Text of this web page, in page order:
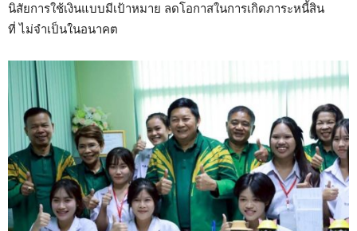
นิสัยการใช้เงินแบบมีเป้าหมาย ลดโอกาสในการเกิดภาระหนี้สิน
ที่ ไม่จำเป็นในอนาคต